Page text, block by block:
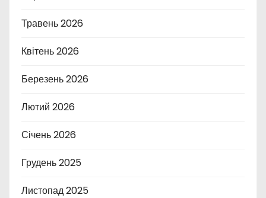
Травень 2026
Квітень 2026
Березень 2026
Лютий 2026
Січень 2026
Грудень 2025
Листопад 2025